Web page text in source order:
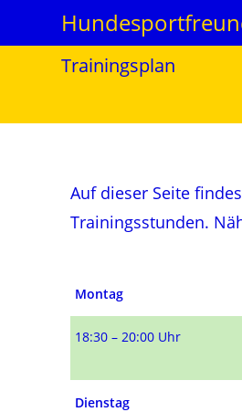
Trainingsplan
Auf dieser Seite
Trainingsstunden.
Montag
18:30 – 20:00 Uhr
Dienstag